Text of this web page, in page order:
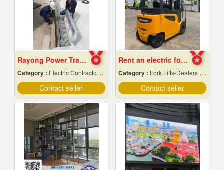
Rayong Power Transmission
Category : Electric Contractors-Industrial & Residential
Contact seller
Rent an electric forklift Samut Prakan
Category : Fork Lifts-Dealers & Service
Contact seller